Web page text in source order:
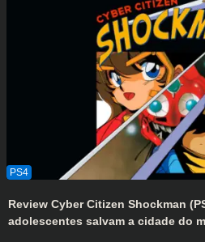
Review Cyber Citizen Shockman
adolescentes salvam a cidade do